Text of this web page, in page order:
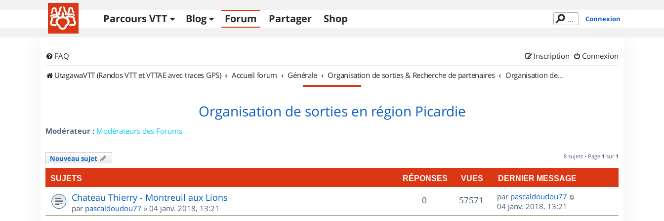
Parcours VTT Blog Forum Partager Shop Connexion
FAQ Connexion
Inscription
UtagawaVTT (Randos VTT et VTTAE avec traces GPS)
Accueil forum Générale Organisation de sorties & Recherche de partenaires Organisation de sorties en région Picardie
Organisation de sorties en région Picardie
Modérateur : Modérateurs des Forums
Nouveau sujet 8 sujets • Page 1 sur 1
SUJETS RÉPONSES VUES DERNIER MESSAGE
Chateau Thierry - Montreuil aux Lions
par pascaldoudou77 » 04 janv. 2018, 13:21
0R
é
57571
u
D
e
r
par pascaldoudou77
04 janv. 2018, 13:21